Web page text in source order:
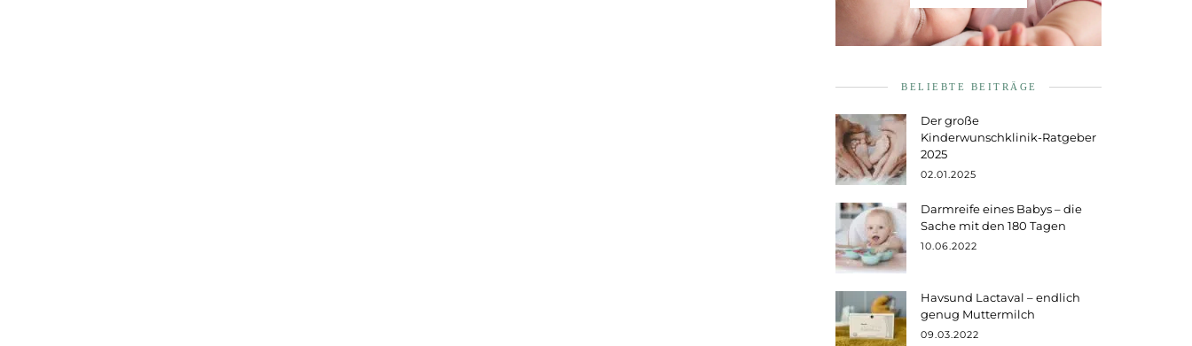
BELIEBTE BEITRÄGE
Der große
Kinderwunschklinik-Ratgeber
2025
02.01.2025
Darmreife eines Babys – die
Sache mit den 180 Tagen
10.06.2022
Havsund Lactaval – endlich
genug Muttermilch
09.03.2022